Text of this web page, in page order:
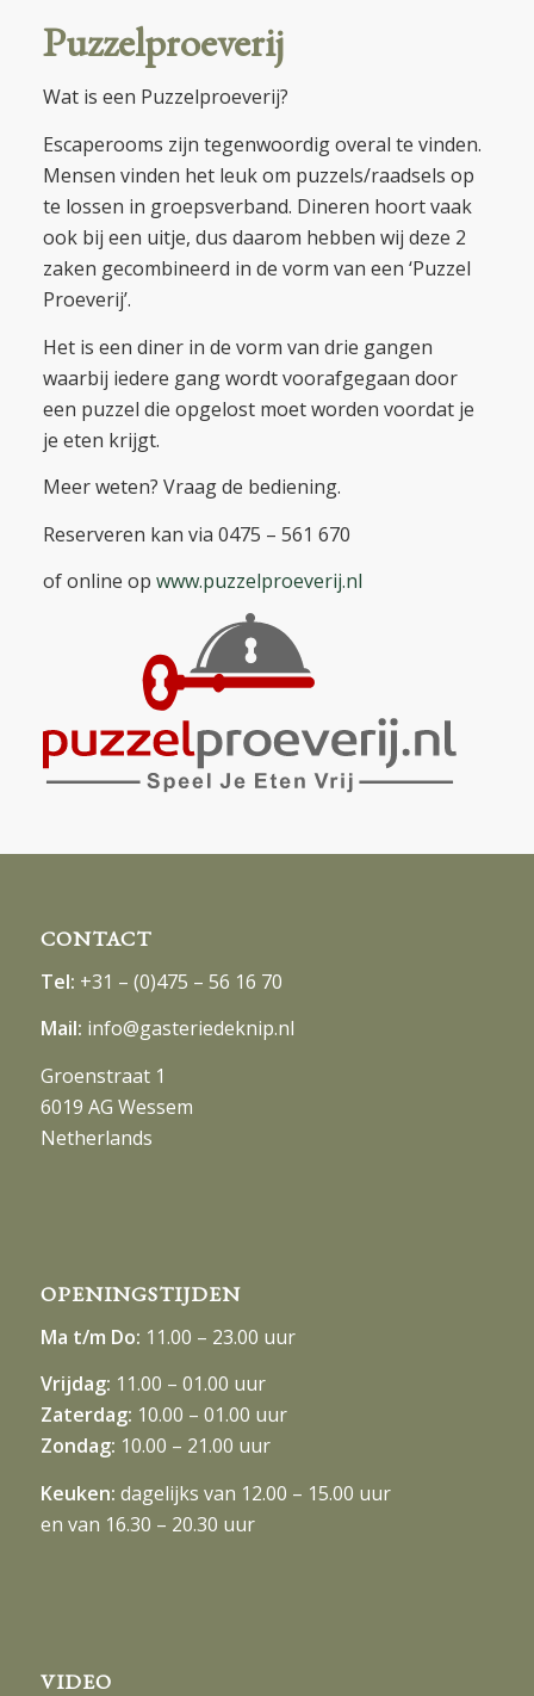
Puzzelproeverij
Wat is een Puzzelproeverij?
Escaperooms zijn tegenwoordig overal te vinden.
Mensen vinden het leuk om puzzels/raadsels op
te lossen in groepsverband. Dineren hoort vaak
ook bij een uitje, dus daarom hebben wij deze 2
zaken gecombineerd in de vorm van een ‘Puzzel
Proeverij’.
Het is een diner in de vorm van drie gangen
waarbij iedere gang wordt voorafgegaan door
een puzzel die opgelost moet worden voordat je
je eten krijgt.
Meer weten? Vraag de bediening.
Reserveren kan via 0475 – 561 670
of online op www.puzzelproeverij.nl
CONTACT
Tel: +31 – (0)475 – 56 16 70
Mail: info@gasteriedeknip.nl
Groenstraat 1
6019 AG Wessem
Netherlands
OPENINGSTIJDEN
Ma t/m Do: 11.00 – 23.00 uur
Vrijdag: 11.00 – 01.00 uur
Zaterdag: 10.00 – 01.00 uur
Zondag: 10.00 – 21.00 uur
Keuken: dagelijks van 12.00 – 15.00 uur
en van 16.30 – 20.30 uur
VIDEO